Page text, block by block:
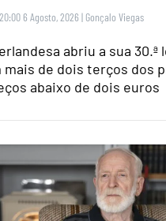
20:00 6 Agosto, 2026 | Gonçalo Viegas
abriu a sua 30.ª
mais de dois terços dos
abaixo de dois euros